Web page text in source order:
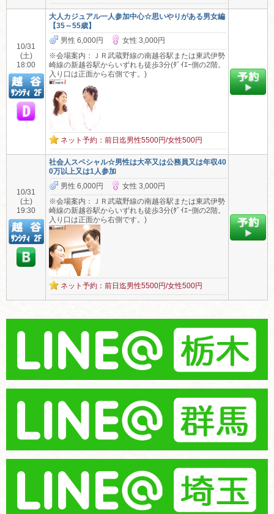
10/31
(土)
18:00
大人カジュアル一人参加中心☆思いやりがある男女編
【35～55歳】
男性 6,000円
女性 3,000円
※会場案内：ＪＲ武蔵野線の南越谷駅または東武伊勢
崎線の新越谷駅からいずれも徒歩3分(ﾀﾞｲｴｰ側の2階。
入り口は正面から右側です。)
ネット予約：前日迄男性5500円/女性500円
10/31
(土)
19:30
社会人スペシャル☆男性は大卒又は公務員又は年収40
0万以上又は1人参加
男性 6,000円
女性 3,000円
※会場案内：ＪＲ武蔵野線の南越谷駅または東武伊勢
崎線の新越谷駅からいずれも徒歩3分(ﾀﾞｲｴｰ側の2階。
入り口は正面から右側です。)
ネット予約：前日迄男性5500円/女性500円